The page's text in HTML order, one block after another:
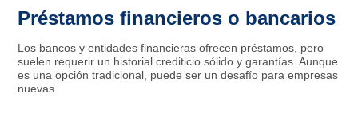
Préstamos financieros o bancarios
Los bancos y entidades financieras ofrecen préstamos, pero
suelen requerir un historial crediticio sólido y garantías. Aunque
es una opción tradicional, puede ser un desafío para empresas
nuevas.